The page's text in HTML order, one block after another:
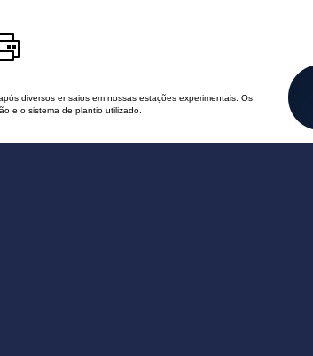
diversos ensaios em nossas estações experimentais. Os
e o sistema de plantio utilizado.